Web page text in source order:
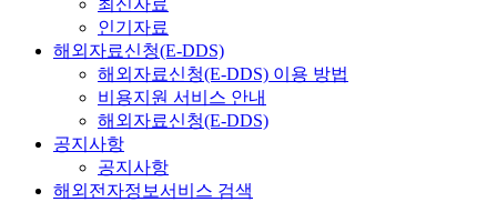
최신자료
인기자료
해외자료신청(E-DDS)
해외자료신청(E-DDS) 이용 방법
비용지원 서비스 안내
해외자료신청(E-DDS)
공지사항
공지사항
해외전자정보서비스 검색